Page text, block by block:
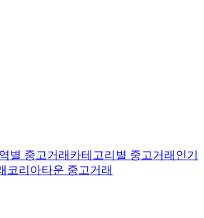
별 중고거래 카테고리별 중고거래 인기
코리아타운 중고거래